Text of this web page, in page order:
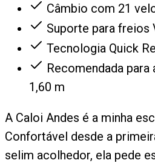
Câmbio com 21
Suporte para freios
Tecnologia Quick
Recomendada
1,60 m
A Caloi Andes é a minha
Confortável desde a
selim acolhedor, ela pede